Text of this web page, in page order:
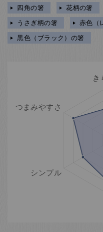
四角の箸
花柄の箸
うさぎ柄の箸
赤色（
黒色（ブラック）の箸